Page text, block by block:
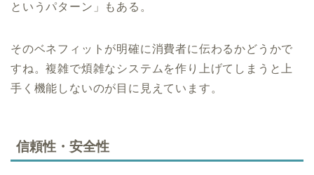
というパターン」もある。
そのベネフィットが明確に消費者に伝わるかどうかで
すね。複雑で煩雑なシステムを作り上げてしまうと上
手く機能しないのが目に見えています。
信頼性・安全性